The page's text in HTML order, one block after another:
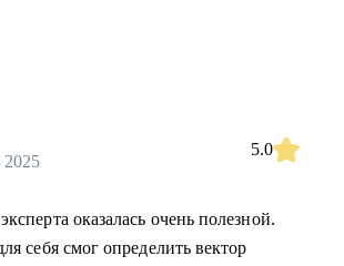
2025
5.0
оказалась очень полезной.
себя смог определить вектор